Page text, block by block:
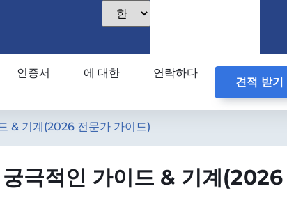
인증서 에 대한 연락하다
견적 받기
& 기계(2026 전문가 가이드)
극적인 가이드 & 기계(2026